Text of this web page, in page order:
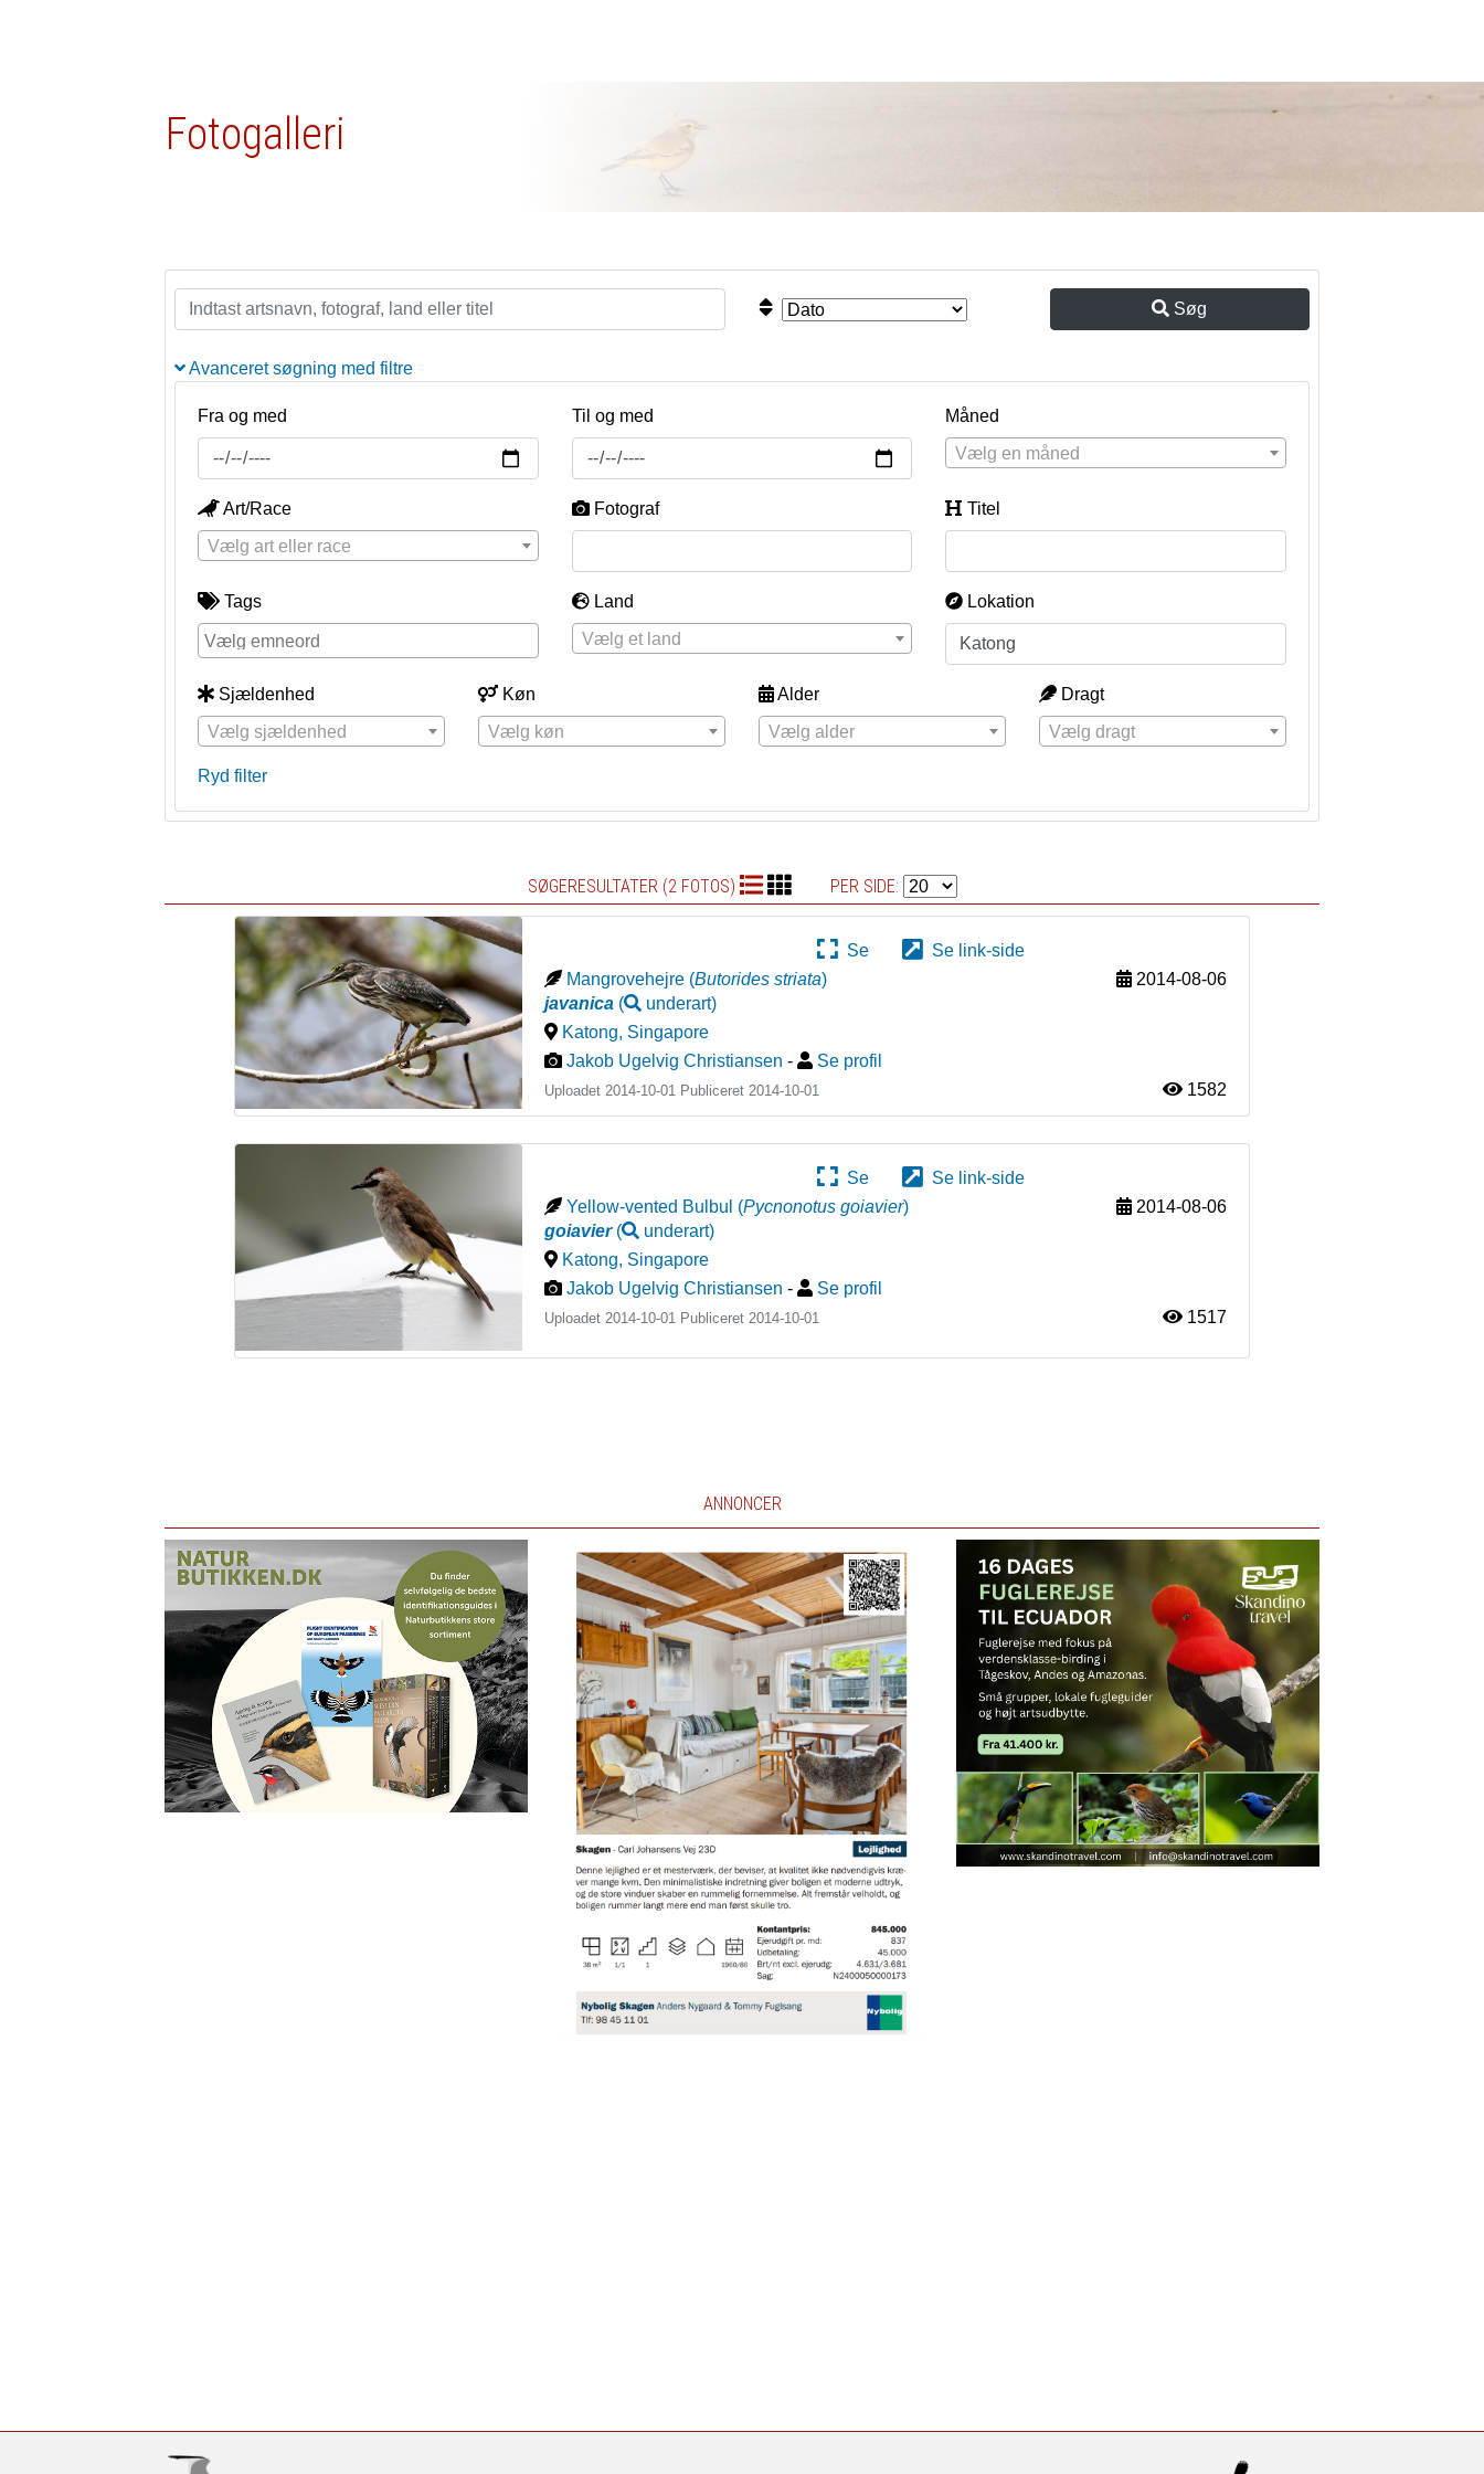
Fotogalleri
Søg
Avanceret søgning med filtre
Fra og med Til og med
Måned
Vælg en måned
Art/Race
Vælg art eller race
Fotograf Titel
Tags
Land
Vælg et land
Lokation
Sjældenhed
Vælg sjældenhed
Køn
Vælg køn
Alder
Vælg alder
Dragt
Vælg dragt
Ryd filter
SØGERESULTATER (2 FOTOS) PER SIDE:
Se
Se link-side
Mangrovehejre (Butorides striata)
javanica ( underart)
2014-08-06
Katong, Singapore
Jakob Ugelvig Christiansen - Se profil
Uploadet 2014-10-01 Publiceret2014-10-01 1582
Se
Se link-side
Yellow-vented Bulbul (Pycnonotus goiavier)
goiavier( underart)
2014-08-06
Katong, Singapore
Jakob Ugelvig Christiansen - Se profil
Uploadet 2014-10-01 Publiceret 2014-10-01 1517
ANNONCER